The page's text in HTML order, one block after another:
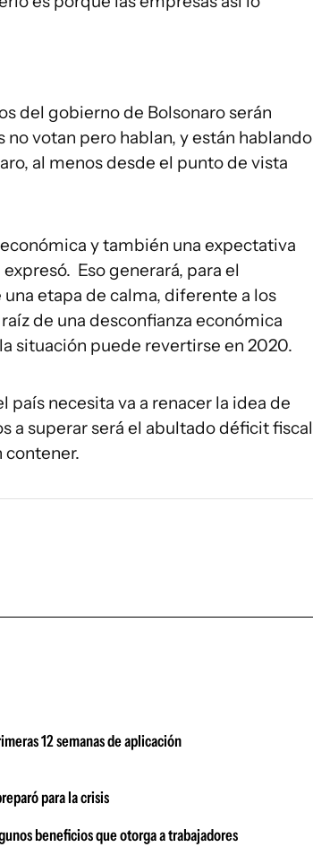
del gobierno de Bolsonaro serán
votan pero hablan, y están hablando
al menos desde el punto de vista
y también una expectativa
Eso generará, para el
etapa de calma, diferente a los
de una desconfianza económica
situación puede revertirse en 2020.
país necesita va a renacer la idea de
a superar será el abultado déficit fiscal
contener.
12 semanas de aplicación
para la crisis
beneficios que otorga a trabajadores